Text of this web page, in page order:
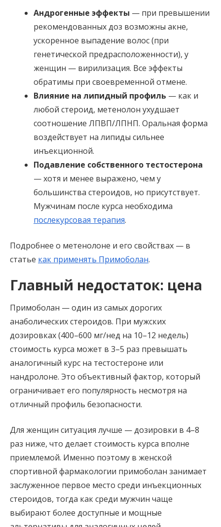
Андрогенные эффекты — при превышении
рекомендованных доз возможны акне,
ускоренное выпадение волос (при
генетической предрасположенности), у
женщин — вирилизация. Все эффекты
обратимы при своевременной отмене.
Влияние на липидный профиль — как и
любой стероид, метенолон ухудшает
соотношение ЛПВП/ЛПНП. Оральная форма
воздействует на липиды сильнее
инъекционной.
Подавление собственного тестостерона
— хотя и менее выражено, чем у
большинства стероидов, но присутствует.
Мужчинам после курса необходима
послекурсовая терапия.
Подробнее о метенолоне и его свойствах — в
статье как применять Примоболан.
Главный недостаток: цена
Примоболан — один из самых дорогих
анаболических стероидов. При мужских
дозировках (400–600 мг/нед на 10–12 недель)
стоимость курса может в 3–5 раз превышать
аналогичный курс на тестостероне или
нандролоне. Это объективный фактор, который
ограничивает его популярность несмотря на
отличный профиль безопасности.
Для женщин ситуация лучше — дозировки в 4–8
раз ниже, что делает стоимость курса вполне
приемлемой. Именно поэтому в женской
спортивной фармакологии примоболан занимает
заслуженное первое место среди инъекционных
стероидов, тогда как среди мужчин чаще
выбирают более доступные и мощные